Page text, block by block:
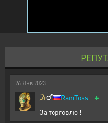
26 Янв 2023
RamToss +
За торговлю !